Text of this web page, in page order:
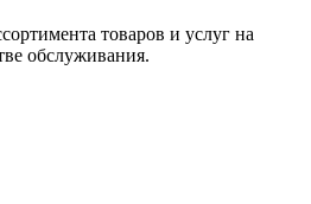
товаров и услуг на
обслуживания.